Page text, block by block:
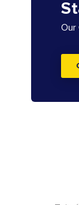
Our